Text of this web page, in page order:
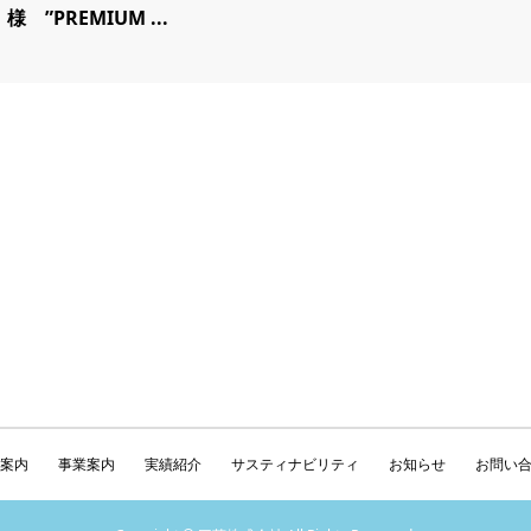
様 ”PREMIUM ...
内 事業案内 実績紹介 サスティナビリティ お知らせ お問い